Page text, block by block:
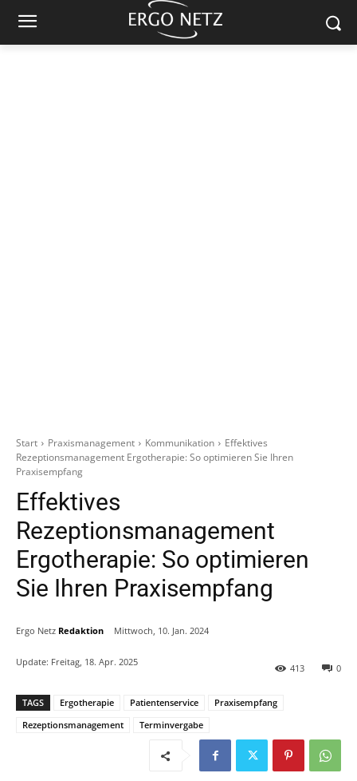
Start Praxismanagement Kommunikation
Effektives
Rezeptionsmanagement Ergotherapie: So optimieren Sie Ihren
Praxisempfang
Effektives
Rezeptionsmanagement
Ergotherapie: So optimieren
Sie Ihren Praxisempfang
Ergo Netz Redaktion Mittwoch, 10. Jan. 2024
Update: Freitag, 18. Apr. 2025
0
413
TAGS Ergotherapie Patientenservice
Praxisempfang
Rezeptionsmanagement
Terminvergabe